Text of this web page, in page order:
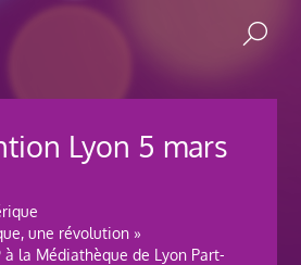
Lyon 5 mars
une révolution »
la Médiathèque de Lyon Part-